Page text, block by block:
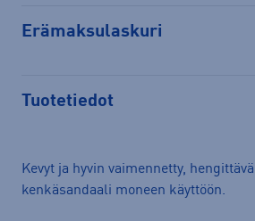
Erämaksulaskuri
Tuotetiedot
Kevyt ja hyvin vaimennetty,
kenkäsandaali moneen käyttöön.